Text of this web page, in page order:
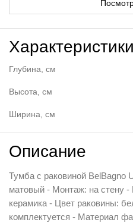
Характеристики
Глубина, см
Высота, см
Ширина, см
Описание
Тумба с раковиной BelBagno
матовый - Монтаж: на стену
керамика - Цвет раковины:
комплектуется - Материал